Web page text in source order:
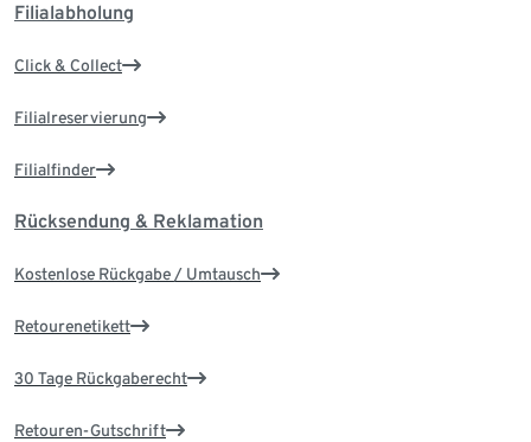
Filialabholung
Click & Collect
Filialreservierung
Filialfinder
Rücksendung & Reklamation
Kostenlose Rückgabe / Umtausch
Retourenetikett
30 Tage Rückgaberecht
Retouren-Gutschrift